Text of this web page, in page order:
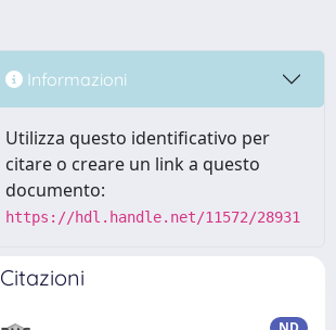
Informazioni
Utilizza questo identificativo per
citare o creare un link a questo
documento:
https://hdl.handle.net/11572/28931
Citazioni